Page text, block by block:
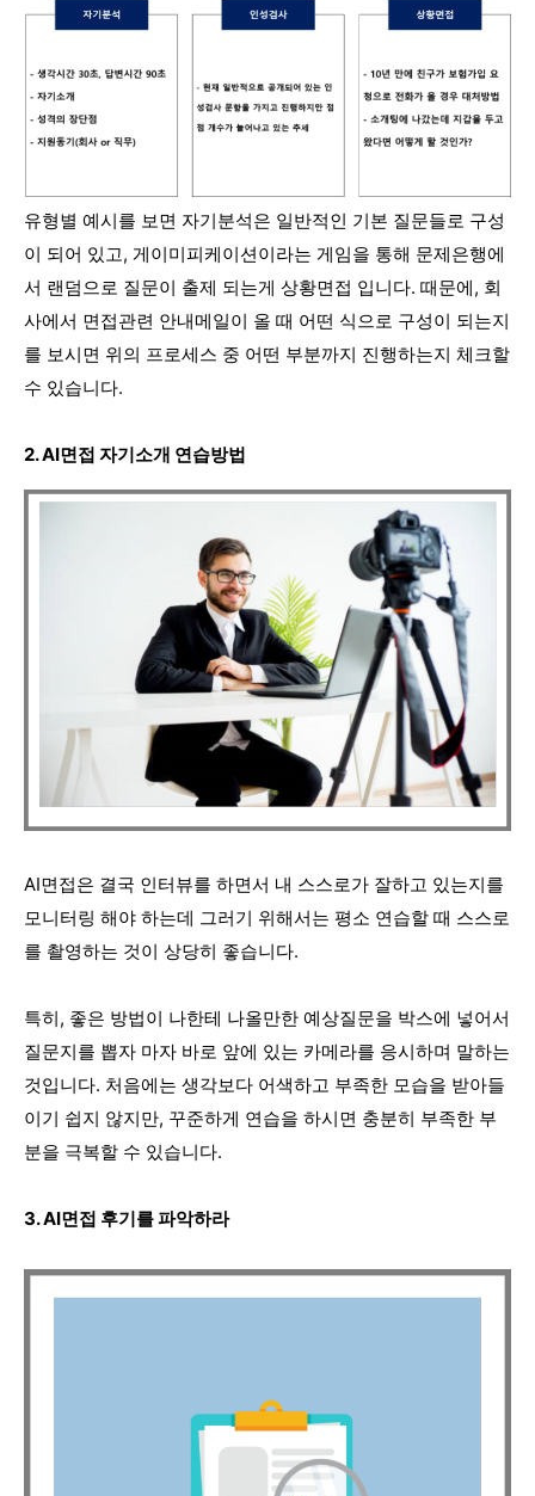
유형별 예시를 보면 자기분석은 일반적인 기본 질문들로 구성
이 되어 있고, 게이미피케이션이라는 게임을 통해 문제은행에
서 랜덤으로 질문이 출제 되는게 상황면접 입니다. 때문에, 회
사에서 면접관련 안내메일이 올 때 어떤 식으로 구성이 되는지
를 보시면 위의 프로세스 중 어떤 부분까지 진행하는지 체크할
수 있습니다.
2. AI면접 자기소개 연습방법
AI면접은 결국 인터뷰를 하면서 내 스스로가 잘하고 있는지를
모니터링 해야 하는데 그러기 위해서는 평소 연습할 때 스스로
를 촬영하는 것이 상당히 좋습니다.
특히, 좋은 방법이 나한테 나올만한 예상질문을 박스에 넣어서
질문지를 뽑자 마자 바로 앞에 있는 카메라를 응시하며 말하는
것입니다. 처음에는 생각보다 어색하고 부족한 모습을 받아들
이기 쉽지 않지만, 꾸준하게 연습을 하시면 충분히 부족한 부
분을 극복할 수 있습니다.
3. AI면접 후기를 파악하라